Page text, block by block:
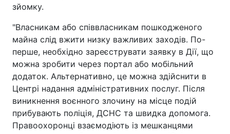
зйомку.
"Власникам або співвласникам пошкодженого
майна слід вжити низку важливих заходів. По-
перше, необхідно зареєструвати заявку в Дії, що
можна зробити через портал або мобільний
додаток. Альтернативно, це можна здійснити в
Центрі надання адміністративних послуг. Після
виникнення воєнного злочину на місце подій
прибувають поліція, ДСНС та швидка допомога.
Правоохоронці взаємодіють із мешканцями